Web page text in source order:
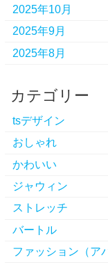
2025年10月
2025年9月
2025年8月
カテゴリー
tsデザイン
おしゃれ
かわいい
ジャウィン
ストレッチ
バートル
ファッション（ア